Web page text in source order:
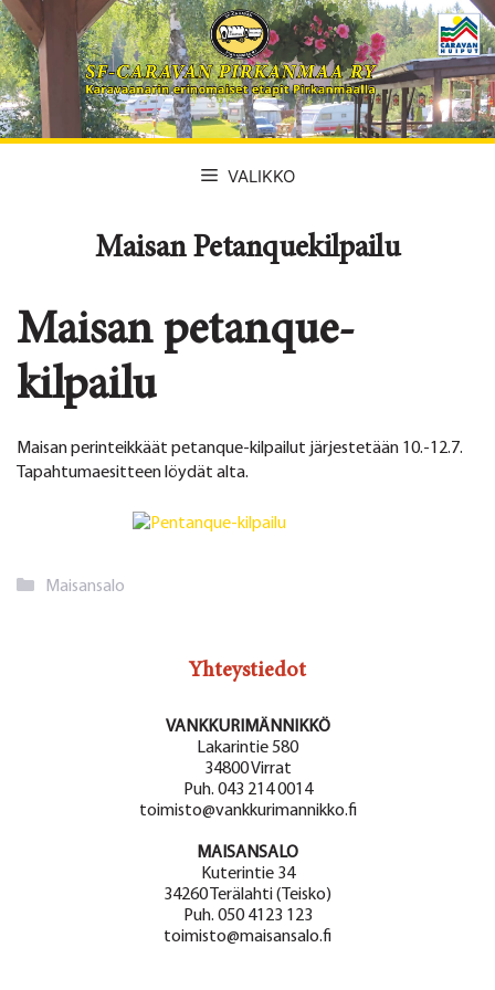
Siirry
sisältöön
VALIKKO
Maisan Petanquekilpailu
Maisan petanque-
kilpailu
Maisan perinteikkäät petanque-kilpailut järjestetään 10.-12.7.
Tapahtumaesitteen löydät alta.
Kategoriat
Maisansalo
Yhteystiedot
VANKKURIMÄNNIKKÖ
Lakarintie 580
34800 Virrat
Puh. 043 214 0014
toimisto@vankkurimannikko.fi
MAISANSALO
Kuterintie 34
34260 Terälahti (Teisko)
Puh. 050 4123 123
toimisto@maisansalo.fi